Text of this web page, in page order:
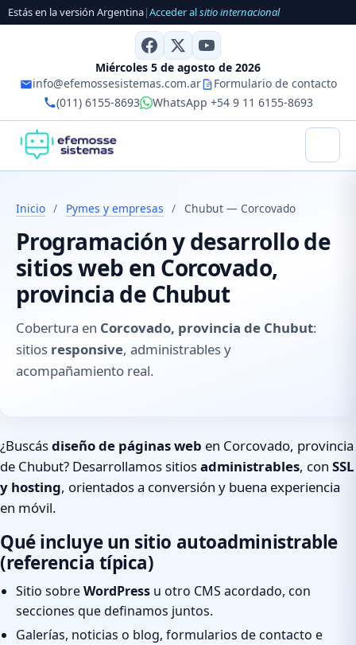
Estás en la versión Argentina|Acceder alsitio internacional
Miércoles 5 de agosto de 2026
info@efemossesistemas.com.ar
Formulario de contacto
(011) 6155-8693
WhatsApp +54 9 11 6155-8693
Inicio / Pymes y empresas / Chubut — Corcovado
Programación y desarrollo de
sitios web en Corcovado,
provincia de Chubut
Cobertura en Corcovado, provincia de Chubut:
sitios responsive, administrables y
acompañamiento real.
¿Buscásdiseño de páginas web en Corcovado, provincia
de Chubut? Desarrollamos sitiosadministrables, con SSL
y hosting, orientados a conversión y buena experiencia
en móvil.
Qué incluye un sitio autoadministrable
(referencia típica)
Sitio sobreWordPress u otro CMS acordado, con
secciones que definamos juntos.
Galerías, noticias o blog, formularios de contacto e